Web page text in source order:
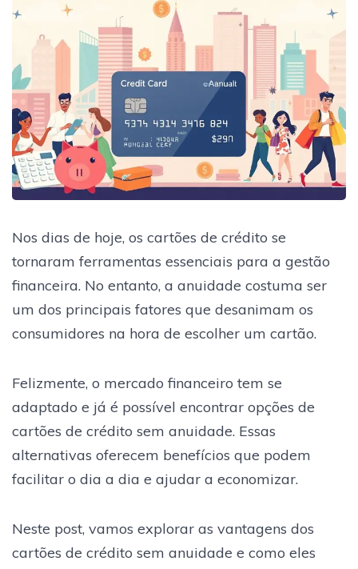
Nos dias de hoje, os cartões de crédito se
tornaram ferramentas essenciais para a gestão
financeira. No entanto, a anuidade costuma ser
um dos principais fatores que desanimam os
consumidores na hora de escolher um cartão.
Felizmente, o mercado financeiro tem se
adaptado e já é possível encontrar opções de
cartões de crédito sem anuidade. Essas
alternativas oferecem benefícios que podem
facilitar o dia a dia e ajudar a economizar.
Neste post, vamos explorar as vantagens dos
cartões de crédito sem anuidade e como eles